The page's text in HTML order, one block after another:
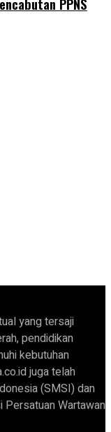
PPNS
yang tersaji
pendidikan
kebutuhan
juga telah
(SMSI) dan
Persatuan Wartawan